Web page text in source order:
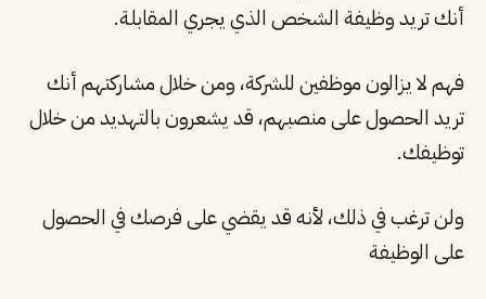
أنك تريد وظيفة الشخص الذي يجري المقابلة.
فهم لا يزالون موظفين للشركة، ومن خلال مشاركتهم أنك
تريد الحصول على منصبهم، قد يشعرون بالتهديد من خلال
توظيفك.
ولن ترغب في ذلك، لأنه قد يقضي على فرصك في الحصول
على الوظيفة